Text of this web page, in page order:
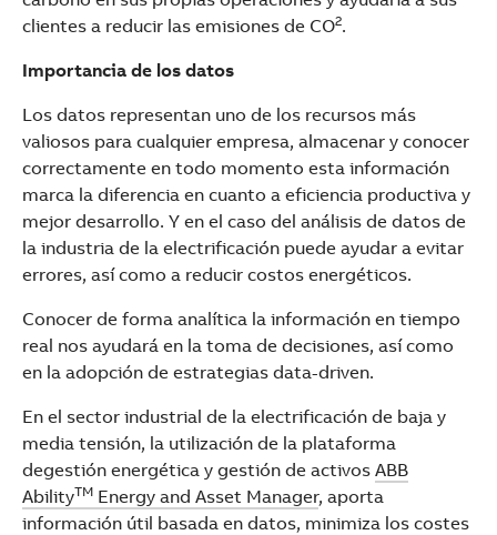
clientes a reducir las emisiones de CO2.
Importancia de los datos
Los datos representan uno de los recursos más
valiosos para cualquier empresa, almacenar y conocer
correctamente en todo momento esta información
marca la diferencia en cuanto a eficiencia productiva y
mejor desarrollo. Y en el caso del análisis de datos de
la industria de la electrificación puede ayudar a evitar
errores, así como a reducir costos energéticos.
Conocer de forma analítica la información en tiempo
real nos ayudará en la toma de decisiones, así como
en la adopción de estrategias data-driven.
En el sector industrial de la electrificación de baja y
media tensión, la utilización de la plataforma
degestión energética y gestión de activos ABB
AbilityTM Energy and Asset Manager, aporta
información útil basada en datos, minimiza los costes